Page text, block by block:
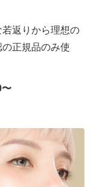
返りから理想の
正規品のみ使